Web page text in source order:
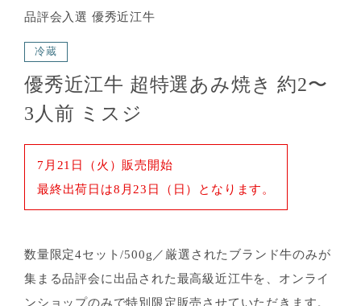
品評会入選 優秀近江牛
冷蔵
優秀近江牛 超特選あみ焼き 約2〜
3人前 ミスジ
7月21日（火）販売開始
最終出荷日は8月23日（日）となります。
数量限定4セット/500g／厳選されたブランド牛のみが
集まる品評会に出品された最高級近江牛を、オンライ
ンショップのみで特別限定販売させていただきます。